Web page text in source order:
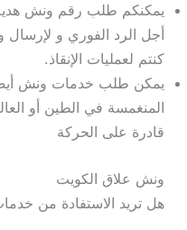
يمكنكم طلب رقم ونش
أجل الرد الفوري و
كنتم لعمليات الإنقاذ.
يمكن طلب خدمات ونش
المنغمسة في الطين أو
قادرة على الحركة
ونش علاق الكويت
هل تريد الاستفادة من